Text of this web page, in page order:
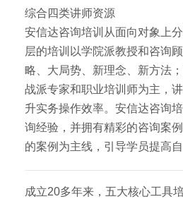
综合四类讲师资源
安信达咨询培训从面向对象上
层的培训以学院派教授和咨询
略、大局势、新理念、新方法
战派专家和职业培训师为主，
升实务操作效率。安信达咨询
询经验，并拥有精彩的咨询案
的案例为主线，引导学员提高
成立20多年来，五大核心工具